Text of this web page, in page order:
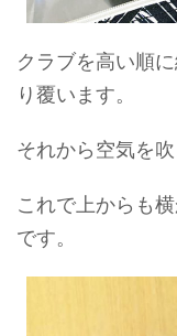
クラブを高い順
り覆います。
それから空気を
これで上からも
です。